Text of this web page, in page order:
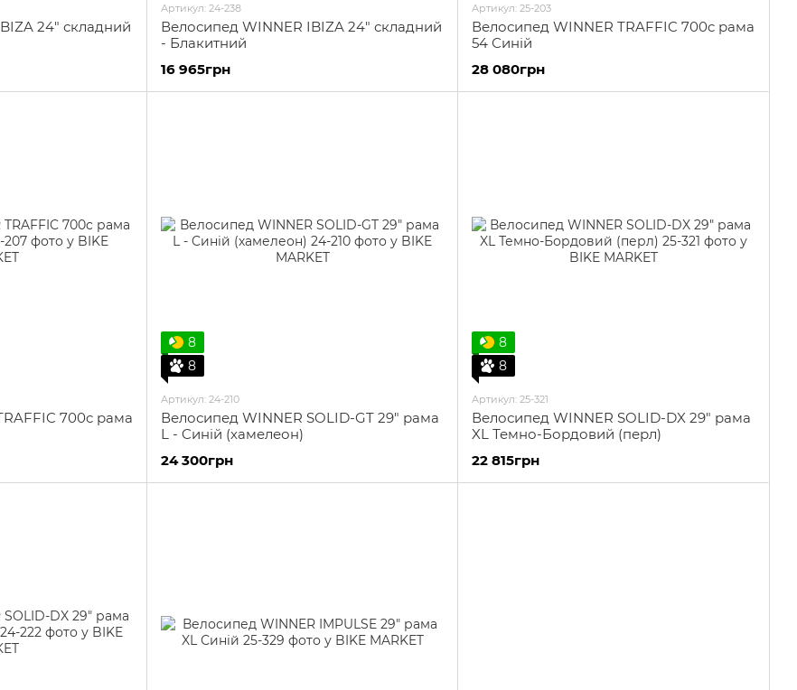
24" складний
Артикул: 24-238
Велосипед WINNER IBIZA 24" складний
- Блакитний
16 965грн
Артикул: 25-203
Велосипед WINNER TRAFFIC 700c рама
54 Синій
28 080грн
700c рама
8
8
Артикул: 24-210
Велосипед WINNER SOLID-GT 29" рама
L - Cиній (хамелеон)
24 300грн
8
8
Артикул: 25-321
Велосипед WINNER SOLID-DX 29" рама
XL Темно-Бордовий (перл)
22 815грн